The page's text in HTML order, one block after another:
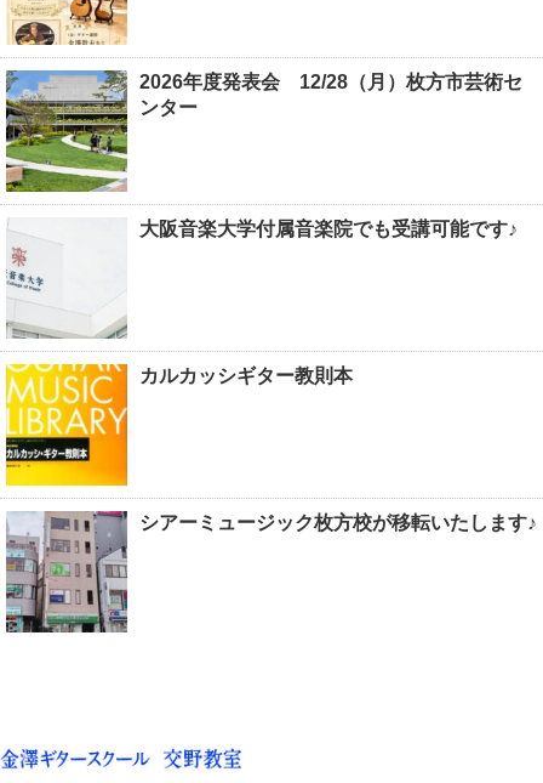
2026年度発表会 12/28（月）枚方市芸術セ
ンター
大阪音楽大学付属音楽院でも受講可能です♪
カルカッシギター教則本
シアーミュージック枚方校が移転いたします♪